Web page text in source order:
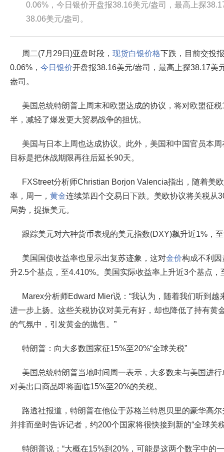
0.06%，今日银价开盘报38.16美元/盎司，最高上探
38.06美元/盎司。
周二(7月29日)亚盘时段， 现货白银价格下跌，目前交投
0.06%， 今日银价开盘报38.16美元/盎司，最高上探38.17美
盎司。
美国总统特朗普上周末和欧盟达成的协议，将对欧盟征
半，减轻了爆发更大贸易战争的担忧。
美国与日本上周也达成协议。此外，美国和中国官员本
目标是把休战期限再往后延长90天。
FXStreet分析师Christian Borjon Valencia指出，随着美
率，周一， 黄金连续第四个交易日下跌。美欧协议将关税从
局势，提振美元。
跟踪美元对六种货币表现的美元指数(DXY)飙升近1%，
美国国债收益率也显示出复苏迹象，这对金价构成不利
升2.5个基点，至4.410%。美国实际收益率上升近3个基点，
Marex分析师Edward Mier说：“我认为，随着我们听到
进一步上扬。这些关税协议对美元有好，却也降低了持有黄
的气氛中，引发黄金的抛售。”
特朗普：向大多数国家征15%至20%“全球关税”
美国总统特朗普当地时间周一表示，大多数未与美国进
对美出口商品即将面临15%至20%的关税。
路透社报道，特朗普在他位于苏格兰特恩贝里的豪华高
并排而坐时告诉记者，约200个国家将很快接到新的“全球关
特朗普说：“大概在15%到20%，可能是这两个数字中的